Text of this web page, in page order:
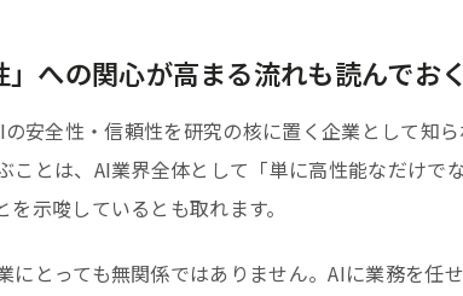
」への関心が高まる流れも読んでおく
安全性・信頼性を研究の核に置く企業として知
ことは、AI業界全体として「単に高性能なだけで
を示唆しているとも取れます。
にとっても無関係ではありません。AIに業務を任